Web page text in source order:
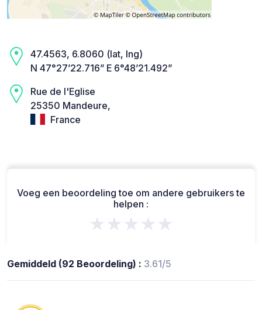
47.4563, 6.8060 (lat, lng)
N 47°27’22.716” E 6°48’21.492”
Rue de l'Eglise
25350 Mandeure,
France
Voeg een beoordeling toe om andere gebruikers te
helpen :
★★★★★
Gemiddeld (92 Beoordeling) : 3.61/5